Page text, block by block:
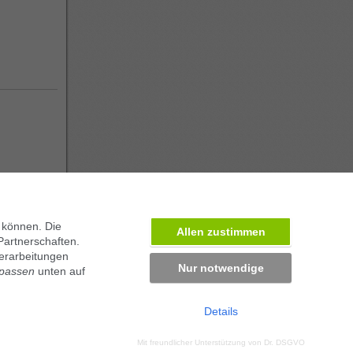
Die
unten auf
Allen zustimmen
Nur notwendige
Details
Mit freundlicher Unterstützung von Dr. DSGVO